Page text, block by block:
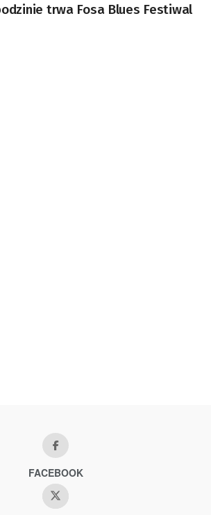
trwa Fosa Blues Festiwal
FACEBOOK